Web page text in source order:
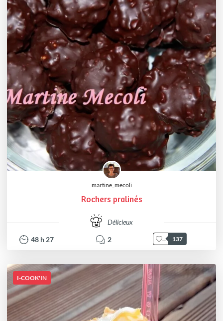
martine_mecoli
Rochers pralinés
Délicieux
48 h27 2 137
I-COOK'IN